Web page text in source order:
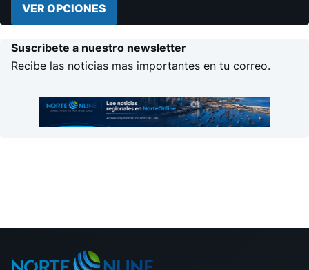
VER OPCIONES
Suscribete a nuestro newsletter
Recibe las noticias mas importantes en tu correo.